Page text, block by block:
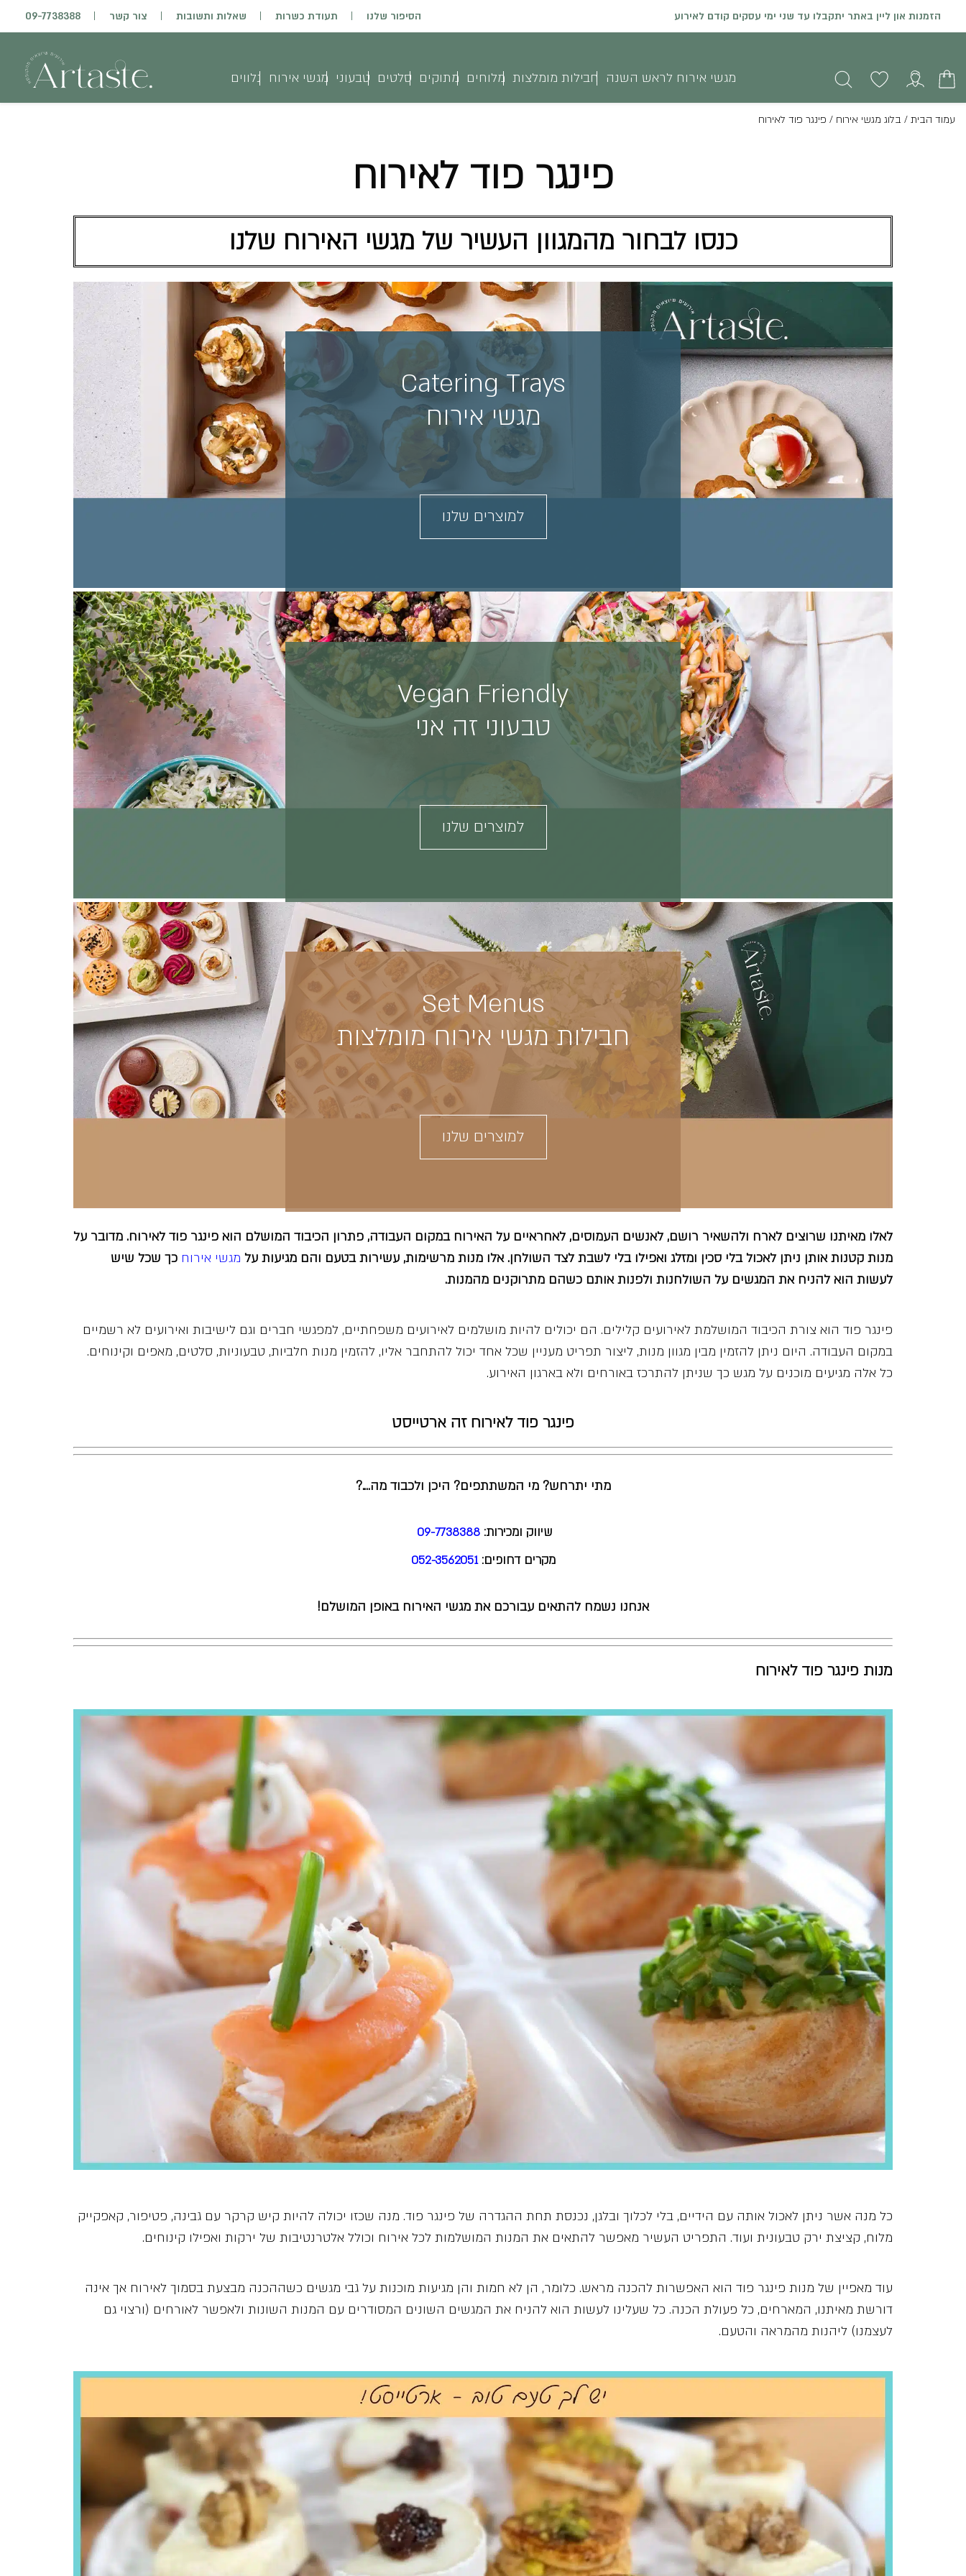
הסיפור שלנו תעודת כשרות שאלות ותשובות צור קשר 09-7738388 המחירים באתר כוללים מע"מ
מגשי אירוח לראש השנה חבילות מומלצות מלוחים מתוקים סלטים טבעוני מגשי אירוח נלווים
עמוד הבית / בלוג מגשי אירוח / פינגר פוד לאירוח
פינגר פוד לאירוח
כנסו לבחור מהמגוון העשיר של מגשי האירוח שלנו
Catering Trays
מגשי אירוח
למוצרים שלנו
Vegan Friendly
טבעוני זה אני
למוצרים שלנו
Set Menus
חבילות מגשי אירוח מומלצות
למוצרים שלנו
לאלו מאיתנו שרוצים לארח ולהשאיר רושם, לאנשים העמוסים, לאחראיים על האירוח במקום העבודה, פתרון הכיבוד המושלם הוא פינגר פוד לאירוח. מדובר על
מנות קטנות אותן ניתן לאכול בלי סכין ומזלג ואפילו בלי לשבת לצד השולחן. אלו מנות מרשימות, עשירות בטעם והם מגיעות על מגשי אירוח כך שכל שיש
לעשות הוא להניח את המגשים על השולחנות ולפנות אותם כשהם מתרוקנים מהמנות.
פינגר פוד הוא צורת הכיבוד המושלמת לאירועים קלילים. הם יכולים להיות מושלמים לאירועים משפחתיים, למפגשי חברים וגם לישיבות ואירועים לא רשמיים
במקום העבודה. היום ניתן להזמין מבין מגוון מנות, ליצור תפריט מעניין שכל אחד יכול להתחבר אליו, להזמין מנות חלביות, טבעוניות, סלטים, מאפים וקינוחים.
כל אלה מגיעים מוכנים על מגש כך שניתן להתרכז באורחים ולא בארגון האירוע.
פינגר פוד לאירוח זה ארטייסט
מתי יתרחש? מי המשתתפים? היכן ולכבוד מה….?
שיווק ומכירות: 09-7738388
מקרים דחופים:052-3562051
אנחנו נשמח להתאים עבורכם את מגשי האירוח באופן המושלם!
מנות פינגר פוד לאירוח
כל מנה אשר ניתן לאכול אותה עם הידיים, בלי לכלוך ובלגן, נכנסת תחת ההגדרה של פינגר פוד. מנה שכזו יכולה להיות קיש קרקר עם גבינה, פטיפור, קאפקייק
מלוח, קציצת ירק טבעונית ועוד. התפריט העשיר מאפשר להתאים את המנות המושלמות לכל אירוח וכולל אלטרנטיבות של ירקות ואפילו קינוחים.
עוד מאפיין של מנות פינגר פוד הוא האפשרות להכנה מראש. כלומר, הן לא חמות והן מגיעות מוכנות על גבי מגשים כשההכנה מבצעת בסמוך לאירוח אך אינה
דורשת מאיתנו, המארחים, כל פעולת הכנה. כל שעלינו לעשות הוא להניח את המגשים השונים המסודרים עם המנות השונות ולאפשר לאורחים (ורצוי גם
לעצמנו) ליהנות מהמראה והטעם.